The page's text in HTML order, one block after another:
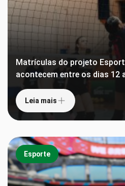
Matrículas do projeto
acontecem entre os dias 12
Leia mais
Esporte